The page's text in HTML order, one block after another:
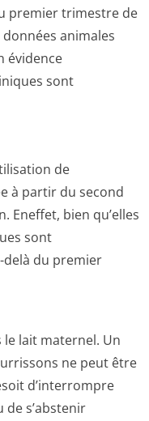
premier trimestre de
animales
évidence
sont
de
à partir du second
Eneffet, bien qu’elles
sont
delà du premier
le lait maternel. Un
ne peut être
d’interrompre
de s’abstenir